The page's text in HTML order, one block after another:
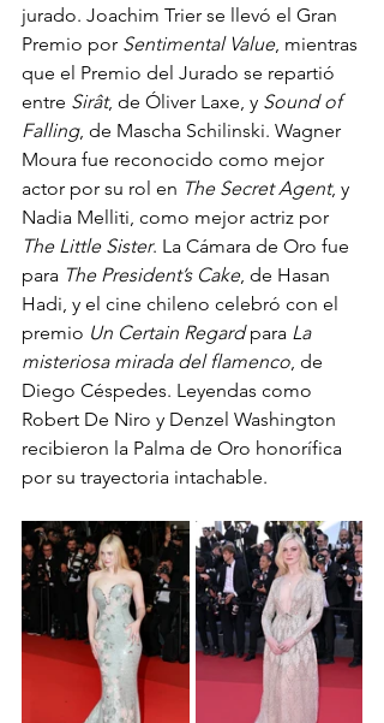
jurado. Joachim Trier se llevó el Gran
Premio por Sentimental Value, mientras
que el Premio del Jurado se repartió
entre Sirât, de Óliver Laxe, y Sound of
Falling, de Mascha Schilinski. Wagner
Moura fue reconocido como mejor
actor por su rol en The Secret Agent, y
Nadia Melliti, como mejor actriz por
The Little Sister. La Cámara de Oro fue
para The President’s Cake, de Hasan
Hadi, y el cine chileno celebró con el
premio Un Certain Regard para La
misteriosa mirada del flamenco, de
Diego Céspedes. Leyendas como
Robert De Niro y Denzel Washington
recibieron la Palma de Oro honorífica
por su trayectoria intachable.